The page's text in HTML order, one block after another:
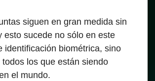
siguen en gran medida sin
esto sucede no sólo en este
identificación biométrica, sino
los que están siendo
el mundo.